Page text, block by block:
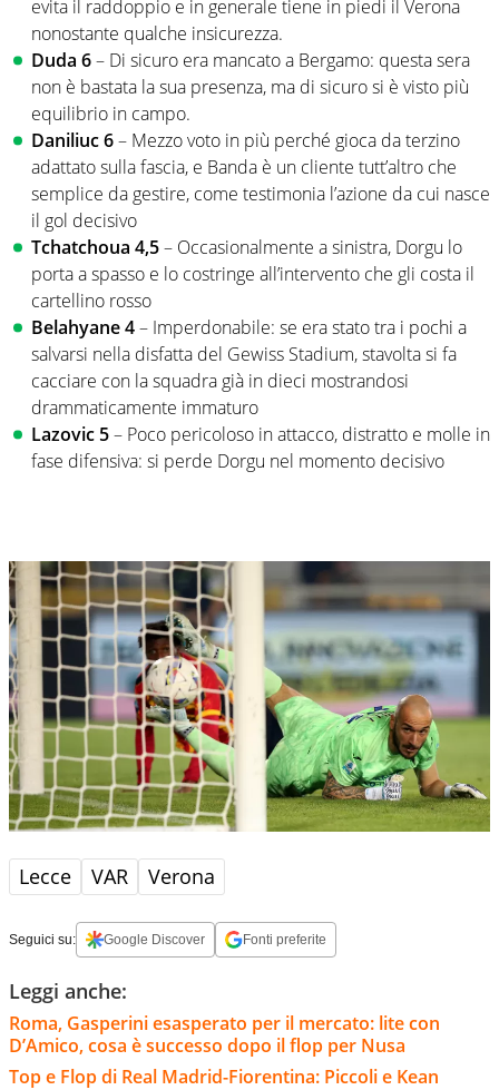
evita il raddoppio e in generale tiene in piedi il Verona
nonostante qualche insicurezza.
Duda 6– Di sicuro era mancato a Bergamo: questa sera
non è bastata la sua presenza, ma di sicuro si è visto più
equilibrio in campo.
Daniliuc 6– Mezzo voto in più perché gioca da terzino
adattato sulla fascia, e Banda è un cliente tutt’altro che
semplice da gestire, come testimonia l’azione da cui nasce
il gol decisivo
Tchatchoua 4,5– Occasionalmente a sinistra, Dorgu lo
porta a spasso e lo costringe all’intervento che gli costa il
cartellino rosso
Belahyane 4– Imperdonabile: se era stato tra i pochi a
salvarsi nella disfatta del Gewiss Stadium, stavolta si fa
cacciare con la squadra già in dieci mostrandosi
drammaticamente immaturo
Lazovic 5– Poco pericoloso in attacco, distratto e molle in
fase difensiva: si perde Dorgu nel momento decisivo
Lecce VAR Verona
Seguici su: Google Discover Fonti preferite
Leggi anche:
Roma, Gasperini esasperato per il mercato: lite con
D’Amico, cosa è successo dopo il flop per Nusa
Top e Flop di Real Madrid-Fiorentina: Piccoli e Kean